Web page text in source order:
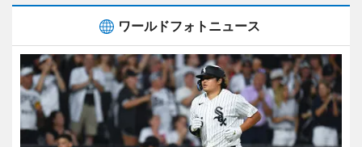
ワールドフォトニュース